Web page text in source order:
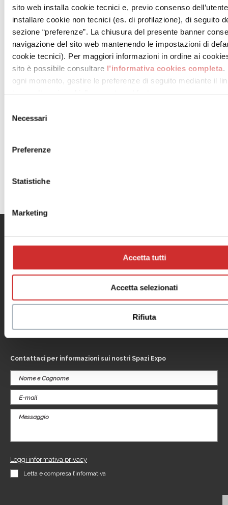
sito web installa cookie tecnici e, previo consenso
installare cookie non tecnici (es. di profilazione), di seguito
sezione “preferenze”. La chiusura del presente banner
navigazione del sito web mantenendo le impostazioni di
cookie tecnici). Per maggiori informazioni in ordine ai
sito è possibile consultare l’informativa cookies completa
ogni momento, gestire le preferenze di seguito mediante il
delNecessari
Preferenze
Statistiche
Marketing
Accetta tutti
Accetta selezionati
Rifiuta
Orari
Dove siamo
Promozioni
Informativa privacy
Cookie Policy
Note legali
videosorveglianza
Contattaci per informazioni sui nostri Spazi Expo
Leggi informativa privacy
Letta e compresa l’informativa